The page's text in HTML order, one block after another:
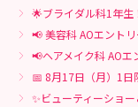
🌟ブライダル科1年生
📢 美容科 AOエント
📢ヘアメイク科 AO
📅 8月17日（月）1日
✨ビューティーショ